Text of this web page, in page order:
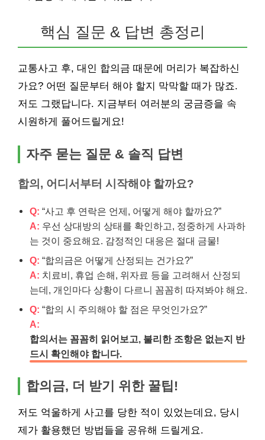
핵심 질문 & 답변 총정리
교통사고 후, 대인 합의금 때문에 머리가 복잡하신
가요? 어떤 질문부터 해야 할지 막막할 때가 많죠.
저도 그랬답니다. 지금부터 여러분의 궁금증을 속
시원하게 풀어드릴게요!
자주 묻는 질문 & 솔직 답변
합의, 어디서부터 시작해야 할까요?
Q: “사고 후 연락은 언제, 어떻게 해야 할까요?”
A: 우선 상대방의 상태를 확인하고, 정중하게 사과하
는 것이 중요해요. 감정적인 대응은 절대 금물!
Q: “합의금은 어떻게 산정되는 건가요?”
A: 치료비, 휴업 손해, 위자료 등을 고려해서 산정되
는데, 개인마다 상황이 다르니 꼼꼼히 따져봐야 해요.
Q: “합의 시 주의해야 할 점은 무엇인가요?”
A:
합의서는 꼼꼼히 읽어보고, 불리한 조항은 없는지 반
드시 확인해야 합니다.
합의금, 더 받기 위한 꿀팁!
저도 억울하게 사고를 당한 적이 있었는데요, 당시
제가 활용했던 방법들을 공유해 드릴게요.